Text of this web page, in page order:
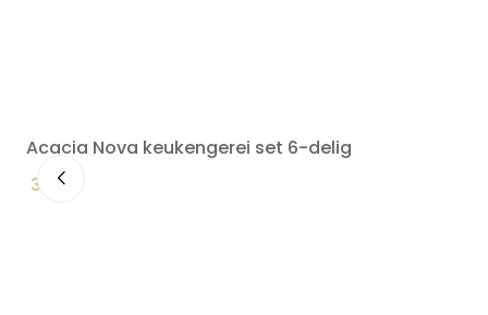
Acacia Nova keukengerei set 6-delig
34,90